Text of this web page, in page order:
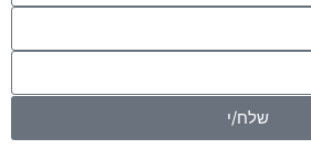
שלח/י